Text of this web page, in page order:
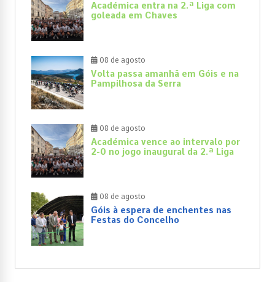
Académica entra na 2.ª Liga com
goleada em Chaves
08 de agosto
Volta passa amanhã em Góis e na
Pampilhosa da Serra
08 de agosto
Académica vence ao intervalo por
2-0 no jogo inaugural da 2.ª Liga
08 de agosto
Góis à espera de enchentes nas
Festas do Concelho